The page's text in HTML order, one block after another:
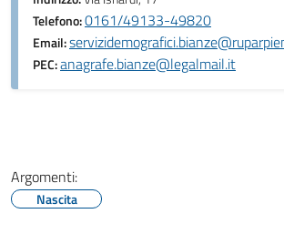
Telefono:0161/49133-49820
Email:
PEC:anagrafe.bianze@legalmail.it
Argomenti:
Nascita